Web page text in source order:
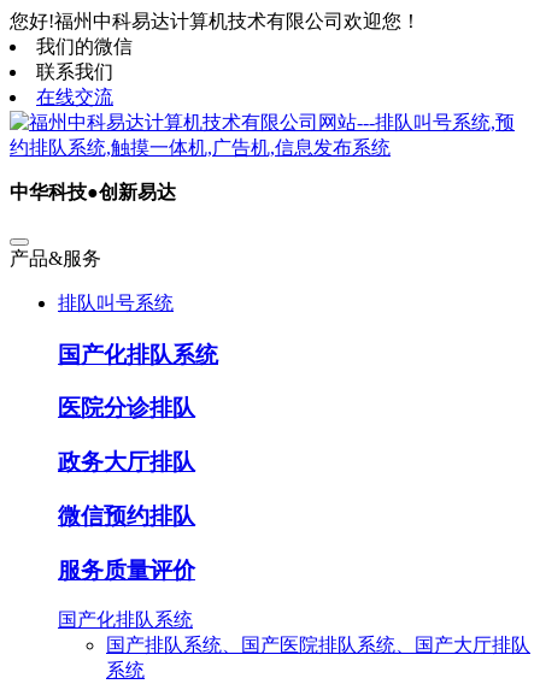
您好!福州中科易达计算机技术有限公司欢迎您！
我们的微信
联系我们
在线交流
中华科技●创新易达
产品&服务
排队叫号系统
国产化排队系统
医院分诊排队
政务大厅排队
微信预约排队
服务质量评价
国产化排队系统
国产排队系统、国产医院排队系统、国产大厅排队
系统